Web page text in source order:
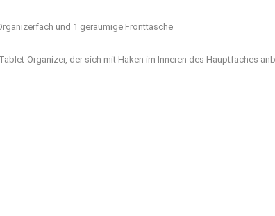
und 1 geräumige Fronttasche
Organizer, der sich mit Haken im Inneren des Hauptfaches